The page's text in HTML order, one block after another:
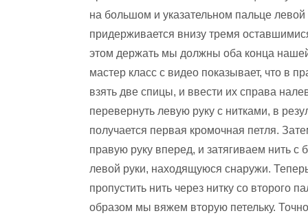
на большом и указательном пальце левой
придерживается внизу тремя
этом держать мы должны оба конца
мастер класс с видео показывает, что в
взять две спицы, и ввести их справа
перевернуть левую руку с нитками, в
получается первая кромочная петля.
правую руку вперед, и затягиваем нить с
левой руки, находящуюся снаружи.
пропустить нить через нитку со второго
образом мы вяжем вторую петельку.